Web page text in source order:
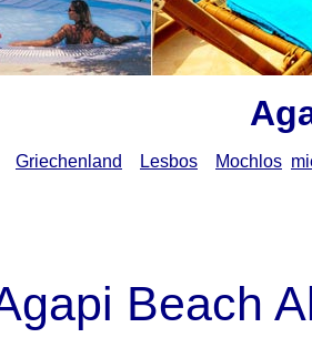
Griechenland Lesbos Mochlos
Beach